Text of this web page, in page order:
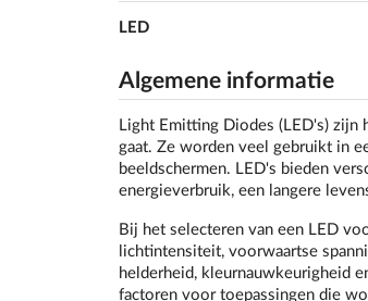
LED
Algemene informatie
Light Emitting Diodes (LED's)
gaat. Ze worden veel gebruikt in
beeldschermen. LED's bieden
energieverbruik, een langere
Bij het selecteren van een LED
lichtintensiteit, voorwaartse
helderheid, kleurnauwkeurigheid
factoren voor toepassingen die